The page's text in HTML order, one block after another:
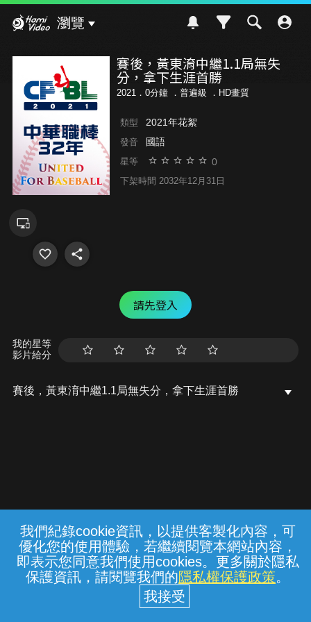
我們紀錄cookie資訊，以提供客製化內容，可
優化您的使用體驗，若繼續閱覽本網站內容，
即表示您同意我們使用cookies。更多關於隱私
保護資訊，請閱覽我們的隱私權保護政策。
瀏覽
賽後，黃東淯中繼1.1局無失
分，拿下生涯首勝
2021．0分鐘 ． 普遍級 ．HD畫質
類型 2021年花絮
發音 國語
星等 0
下架時間 2032年12月31日
請先登入
我的星等
影片給分
賽後，黃東淯中繼1.1局無失分，拿下生涯首勝
常見問題 線上客服 服務條款 隱私權保護
中華電信股份有限公司個人家庭分公司
(統一編號：96979949) © 2026
{{notifyMsg}}